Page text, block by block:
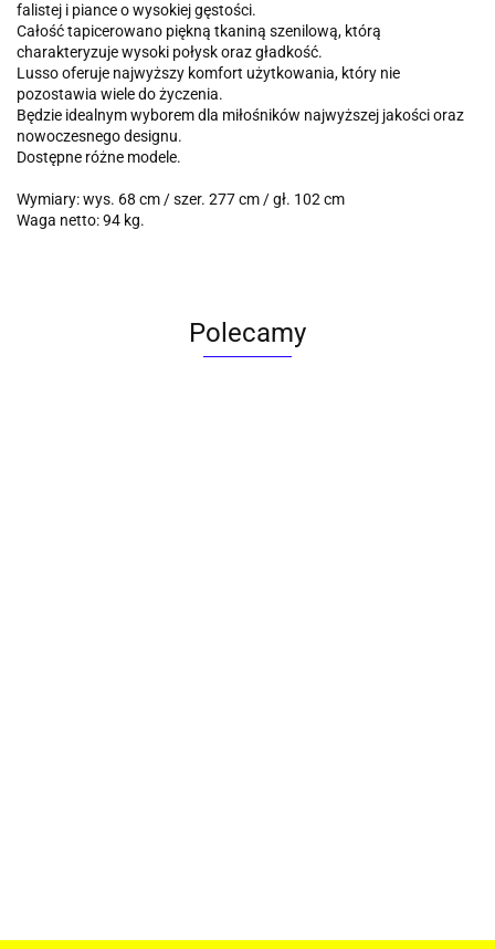
falistej i piance o wysokiej gęstości.
Całość tapicerowano piękną tkaniną szenilową, którą
charakteryzuje wysoki połysk oraz gładkość.
Lusso oferuje najwyższy komfort użytkowania, który nie
pozostawia wiele do życzenia.
Będzie idealnym wyborem dla miłośników najwyższej jakości oraz
nowoczesnego designu.
Dostępne różne modele.
Wymiary: wys. 68 cm / szer. 277 cm / gł. 102 cm
Waga netto: 94 kg.
Polecamy